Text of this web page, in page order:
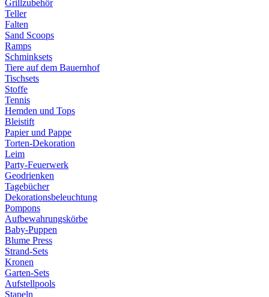
Grillzubehör
Teller
Falten
Sand Scoops
Ramps
Schminksets
Tiere auf dem Bauernhof
Tischsets
Stoffe
Tennis
Hemden und Tops
Bleistift
Papier und Pappe
Torten-Dekoration
Leim
Party-Feuerwerk
Geodrienken
Tagebücher
Dekorationsbeleuchtung
Pompons
Aufbewahrungskörbe
Baby-Puppen
Blume Press
Strand-Sets
Kronen
Garten-Sets
Aufstellpools
Stapeln